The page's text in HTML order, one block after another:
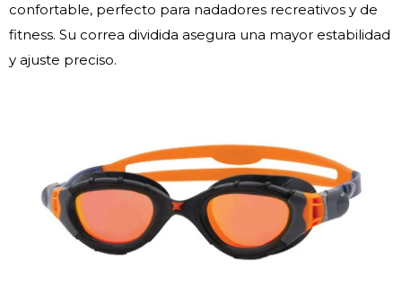
confortable, perfecto para nadadores recreativos y de
fitness. Su correa dividida asegura una mayor estabilidad
y ajuste preciso.